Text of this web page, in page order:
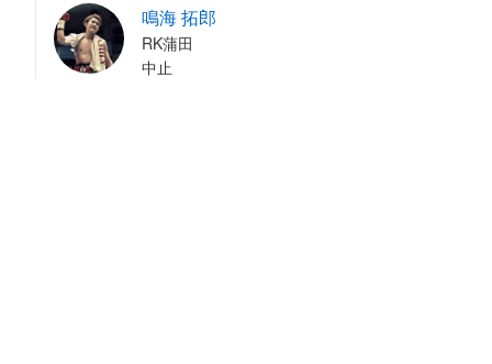
鳴海 拓郎
RK蒲田
中止